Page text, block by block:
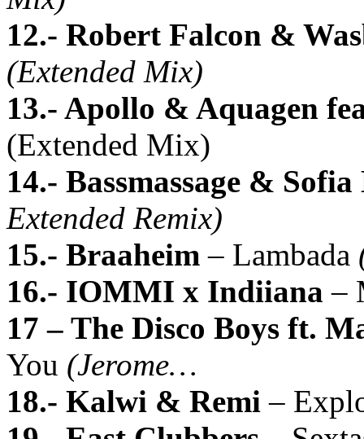
12.- Robert Falcon &
(Extended Mix)
13.- Apollo & Aquagen
(Extended Mix)
14.- Bassmassage &
Extended Remix)
15.- Braaheim – Lambada
16.- IOMMI x Indiiana –
17 – The Disco Boys ft.
You (Jerome…
18.- Kalwi & Remi –